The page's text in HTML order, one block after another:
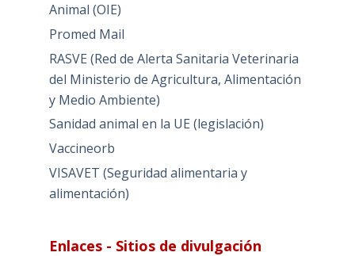
Animal (OIE)
Promed Mail
RASVE (Red de Alerta Sanitaria Veterinaria
del Ministerio de Agricultura, Alimentación
y Medio Ambiente)
Sanidad animal en la UE (legislación)
Vaccineorb
VISAVET (Seguridad alimentaria y
alimentación)
Enlaces - Sitios de divulgación